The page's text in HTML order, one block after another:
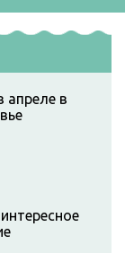
апреле в